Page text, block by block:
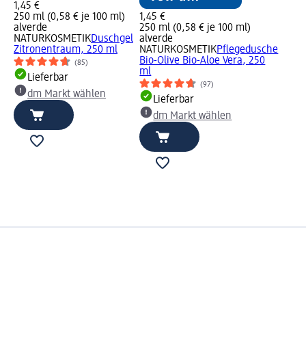
1,45 €
250 ml (0,58 € je 100 ml)
alverde
NATURKOSMETIKDuschgel
Zitronentraum, 250 ml
(85)
Lieferbar
dm Markt wählen
1,45 €
250 ml (0,58 € je 100 ml)
alverde
NATURKOSMETIKPflegedusche
Bio-Olive Bio-Aloe Vera, 250
ml
(97)
Lieferbar
dm Markt wählen